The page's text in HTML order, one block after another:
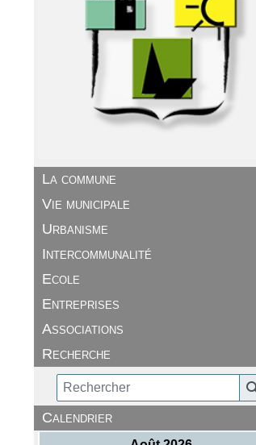
La commune
Vie municipale
Urbanisme
Intercommunalité
Ecole
Entreprises
Associations
Recherche
Calendrier